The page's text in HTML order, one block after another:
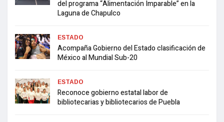
del programa “Alimentación Imparable” en la
Laguna de Chapulco
ESTADO
Acompaña Gobierno del Estado clasificación de
México al Mundial Sub-20
ESTADO
Reconoce gobierno estatal labor de
bibliotecarias y bibliotecarios de Puebla